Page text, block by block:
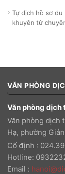
Tự dịch hồ sơ du
khuyên từ
VĂN PHÒNG
Văn phòng dịch
Văn phòng dịch
Hạ, phường
Cố định :
Hotline:
Email :